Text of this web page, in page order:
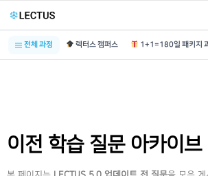
전체 과정 렉터스 캠퍼스
이전 학습 질문 아카이브